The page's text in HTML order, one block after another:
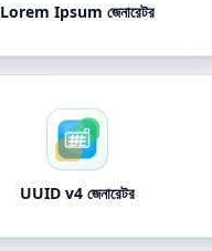
Lorem Ipsum জেনারেটর
UUID v4 জেনারেটর